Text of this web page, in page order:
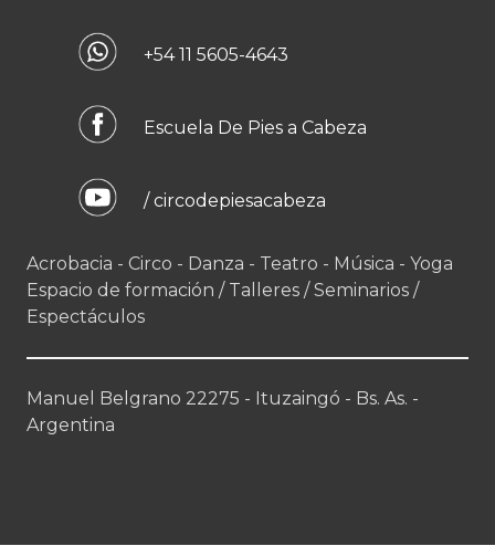
+54 11 5605-4643
Escuela De Pies a Cabeza
/ circodepiesacabeza
Acrobacia - Circo - Danza - Teatro - Música - Yoga
Espacio de formación / Talleres / Seminarios /
Espectáculos
Manuel Belgrano 22275 - Ituzaingó - Bs. As. -
Argentina